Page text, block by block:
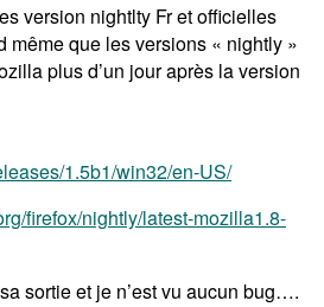
version nightlty Fr et officielles
que les versions « nightly »
plus d’un jour après la version
1.5b1/win32/en-US/
firefox/nightly/latest-mozilla1.8-
sortie et je n’est vu aucun bug….